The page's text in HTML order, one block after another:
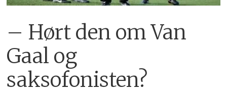
– Hørt den om Van
Gaal og
saksofonisten?